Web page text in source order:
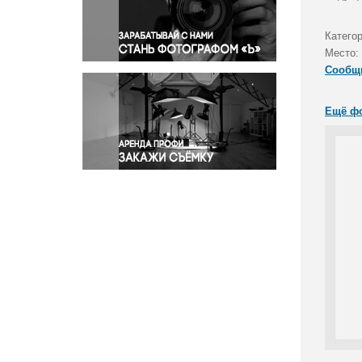
Правосудие
Происшествия и конфликты
Религия
Светская жизнь
Спорт
Экология
Экономика и бизнес
Место:
Ещё